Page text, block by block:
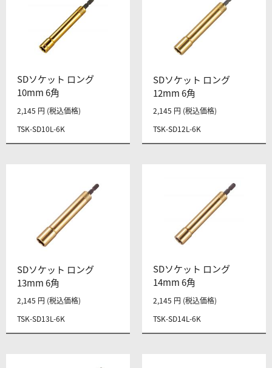
SDソケット ロング
10mm 6角
TSK-SD10L-6K
2,145 円 (税込価格)
SDソケット ロング
12mm 6角
TSK-SD12L-6K
2,145 円 (税込価格)
SDソケット ロング
13mm 6角
TSK-SD13L-6K
2,145 円 (税込価格)
SDソケット ロング
14mm 6角
TSK-SD14L-6K
2,145 円 (税込価格)